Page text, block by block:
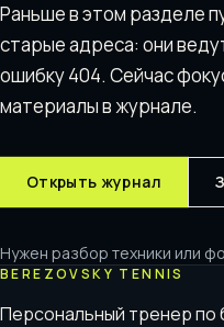
Раньше в этом разделе
старые адреса: они
ошибку 404. Сейчас
материалы в журнале.
Открыть журнал
Нужен разбор техники или
BEREZOVSKY TENNIS
Персональный тренер по